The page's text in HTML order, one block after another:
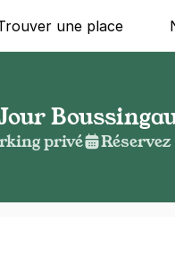
une place
privé